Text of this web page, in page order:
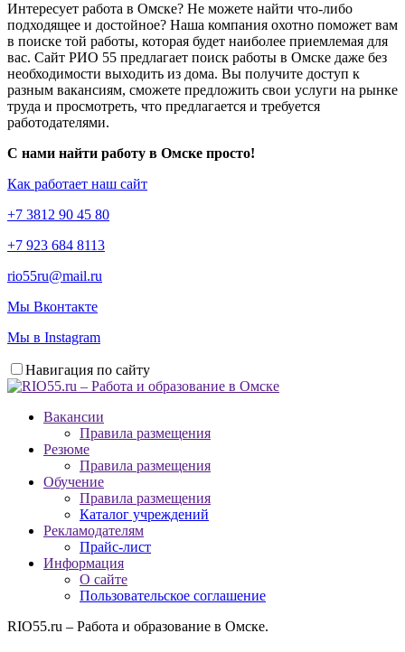
Интересует работа в Омске? Не можете найти что-либо
подходящее и достойное? Наша компания охотно поможет вам
в поиске той работы, которая будет наиболее приемлемая для
вас. Сайт РИО 55 предлагает поиск работы в Омске даже без
необходимости выходить из дома. Вы получите доступ к
разным вакансиям, сможете предложить свои услуги на рынке
труда и просмотреть, что предлагается и требуется
работодателями.
С нами найти работу в Омске просто!
Как работает наш сайт
+7 3812 90 45 80
+7 923 684 8113
rio55ru@mail.ru
Мы Вконтакте
Мы в Instagram
Навигация по сайту
Вакансии
Правила размещения
Резюме
Правила размещения
Обучение
Правила размещения
Каталог учреждений
Рекламодателям
Прайс-лист
Информация
О сайте
Пользовательское соглашение
RIO55.ru – Работа и образование в Омске.